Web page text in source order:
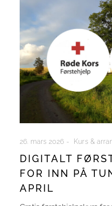
26. mars 2026 Kurs &
DIGITALT
FOR INN PÅ
APRIL